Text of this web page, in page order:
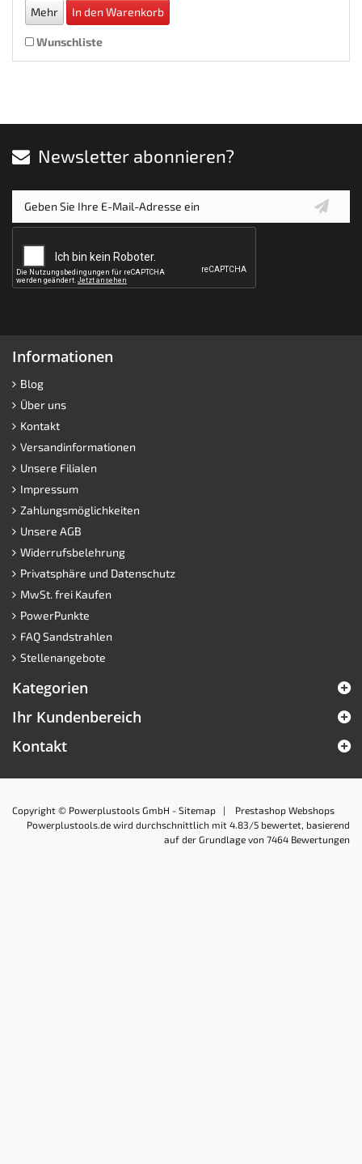
Mehr In den Warenkorb
Wunschliste
Newsletter abonnieren?
Informationen
Blog
Über uns
Kontakt
Versandinformationen
Unsere Filialen
Impressum
Zahlungsmöglichkeiten
Unsere AGB
Widerrufsbelehrung
Privatsphäre und Datenschutz
MwSt. frei Kaufen
PowerPunkte
FAQ Sandstrahlen
Stellenangebote
Kategorien
Ihr Kundenbereich
Kontakt
Copyright © Powerplustools GmbH - Sitemap | Prestashop Webshops
Powerplustools.de wird durchschnittlich mit 4.83 /5 bewertet, basierend
auf der Grundlage von 7464 Bewertungen